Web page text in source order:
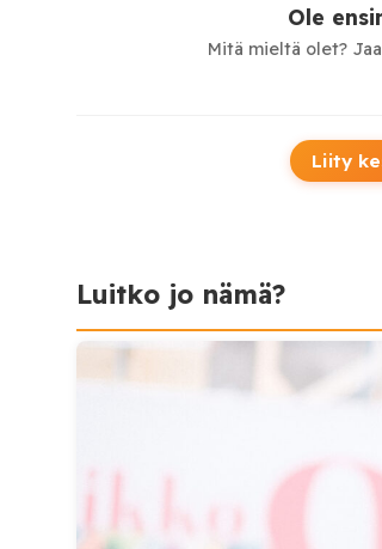
Ole
Mitä mieltä olet?
Liity
Luitko jo nämä?